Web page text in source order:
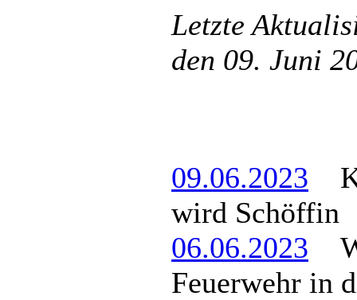
Letzte
den 09. Juni
09.06.2023
wird Schöffin
06.06.2023
Feuerwehr in